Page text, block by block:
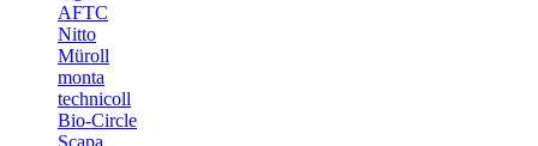
AFTC
Nitto
Müroll
monta
technicoll
Bio-Circle
Scapa